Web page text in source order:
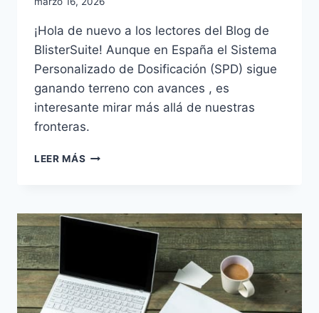
¡Hola de nuevo a los lectores del Blog de
BlisterSuite! Aunque en España el Sistema
Personalizado de Dosificación (SPD) sigue
ganando terreno con avances , es
interesante mirar más allá de nuestras
fronteras.
LEER MÁS SPD
QUÉ
LIDERAN
Y